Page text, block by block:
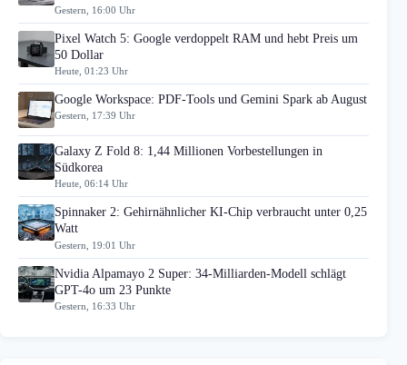
Gestern, 16:00 Uhr
Pixel Watch 5: Google verdoppelt RAM und hebt Preis um
50 Dollar
Heute, 01:23 Uhr
Google Workspace: PDF-Tools und Gemini Spark ab August
Gestern, 17:39 Uhr
Galaxy Z Fold 8: 1,44 Millionen Vorbestellungen in
Südkorea
Heute, 06:14 Uhr
Spinnaker 2: Gehirnähnlicher KI-Chip verbraucht unter 0,25
Watt
Gestern, 19:01 Uhr
Nvidia Alpamayo 2 Super: 34-Milliarden-Modell schlägt
GPT-4o um 23 Punkte
Gestern, 16:33 Uhr